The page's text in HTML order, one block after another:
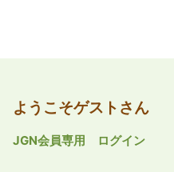
ようこそゲストさん
JGN会員専用 ログイン